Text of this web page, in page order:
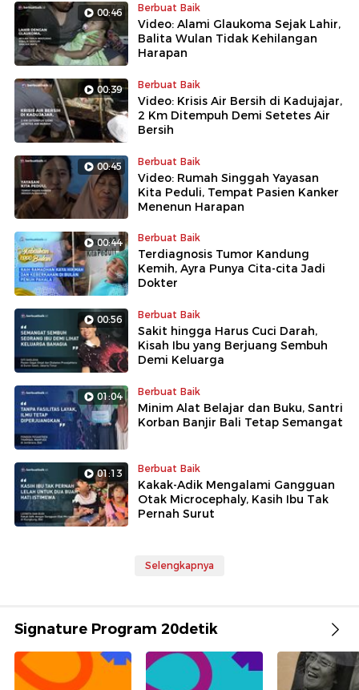
00:46 Berbuat Baik
Video: Alami Glaukoma Sejak Lahir,
Balita Wulan Tidak Kehilangan
Harapan
00:39 Berbuat Baik
Video: Krisis Air Bersih di Kadujajar,
2 Km Ditempuh Demi Setetes Air
Bersih
00:45 Berbuat Baik
Video: Rumah Singgah Yayasan
Kita Peduli, Tempat Pasien Kanker
Menenun Harapan
00:44 Berbuat Baik
Terdiagnosis Tumor Kandung
Kemih, Ayra Punya Cita-cita Jadi
Dokter
00:56 Berbuat Baik
Sakit hingga Harus Cuci Darah,
Kisah Ibu yang Berjuang Sembuh
Demi Keluarga
01:04 Berbuat Baik
Minim Alat Belajar dan Buku, Santri
Korban Banjir Bali Tetap Semangat
01:13 Berbuat Baik
Kakak-Adik Mengalami Gangguan
Otak Microcephaly, Kasih Ibu Tak
Pernah Surut
Selengkapnya
Signature Program 20detik